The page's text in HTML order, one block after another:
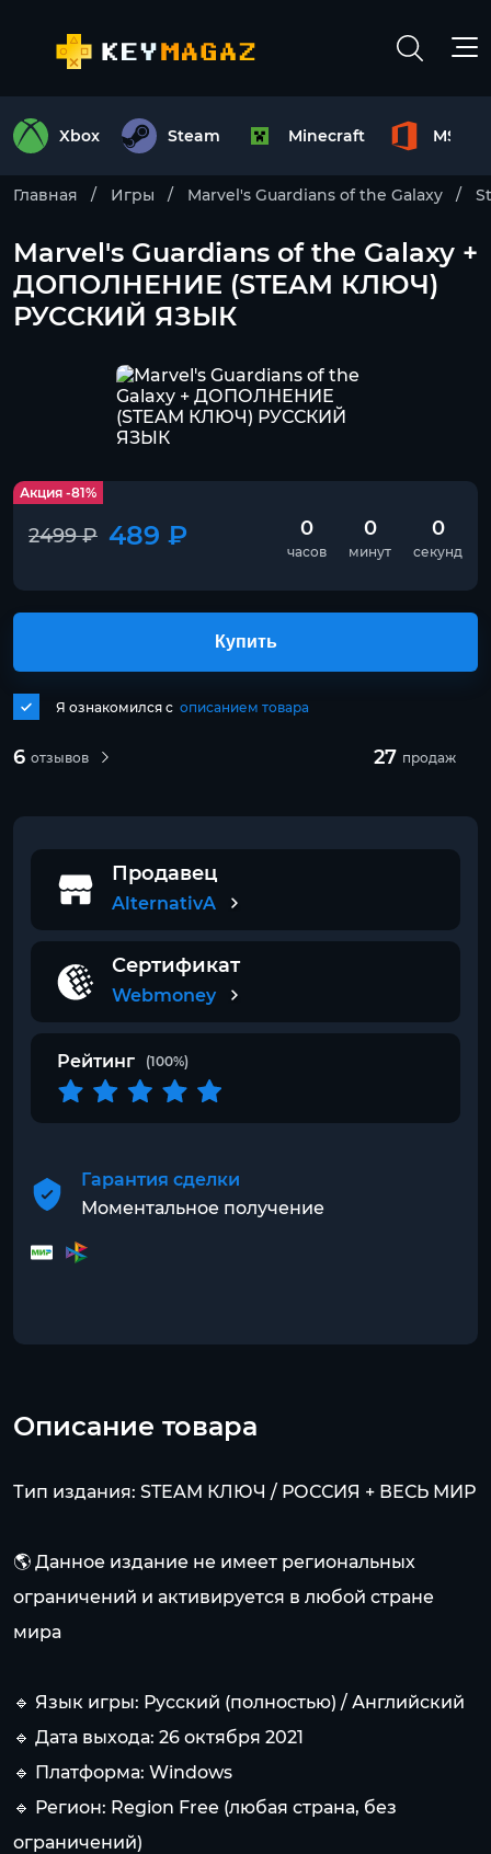
Xbox Steam Minecraft MS
Главная Игры Marvel's Guardians of the Galaxy
Marvel's Guardians of the Galaxy +
ДОПОЛНЕНИЕ (STEAM КЛЮЧ)
РУССКИЙ ЯЗЫК
Акция -81%
2499 ₽ 489 ₽ 0
часов
0
минут
0
секунд
6 отзывов 27 продаж
Я ознакомился с описанием товара
Купить
Продавец
AlternativA
Сертификат
Webmoney
Рейтинг (100%)
Гарантия сделки
Моментальное получение
Описание товара
Тип издания: STEAM КЛЮЧ / РОССИЯ + ВЕСЬ МИР
🌎 Данное издание не имеет региональных
ограничений и активируется в любой стране
мира
🔹 Язык игры: Русский (полностью) / Английский
🔹 Дата выхода: 26 октября 2021
🔹 Платформа: Windows
🔹 Регион: Region Free (любая страна, без
ограничений)